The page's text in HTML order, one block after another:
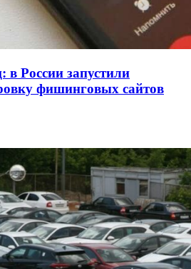
России запустили
фишинговых сайтов